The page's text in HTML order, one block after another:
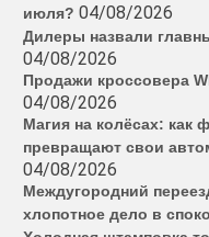
июля? 04/08/2026
Дилеры назвали
04/08/2026
Продажи кроссовера
04/08/2026
Магия на колёсах: как
превращают свои
04/08/2026
Междугородний
хлопотное дело в